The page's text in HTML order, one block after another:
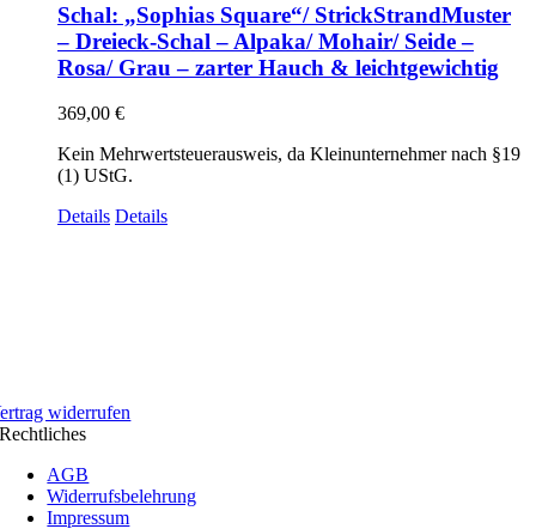
Schal: „Sophias Square“/ StrickStrandMuster
– Dreieck-Schal – Alpaka/ Mohair/ Seide –
Rosa/ Grau – zarter Hauch & leichtgewichtig
369,00 €
Kein Mehrwertsteuerausweis, da Kleinunternehmer nach §19
(1) UStG.
Details Details
widerrufen
Rechtliches
AGB
Widerrufsbelehrung
Impressum